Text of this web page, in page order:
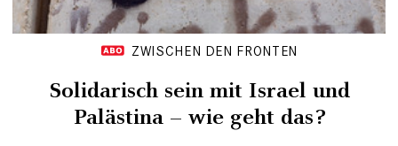
ZWISCHEN DEN FRONTEN
Solidarisch sein mit Israel und
Palästina – wie geht das?